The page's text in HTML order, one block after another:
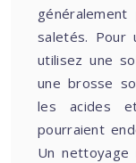
saletés. Pour
utilisez une
une brosse
les acides
pourraient
Un nettoyage